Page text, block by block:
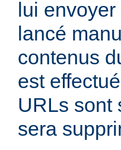
lui
lancé
contenus
est
URLs sont
sera